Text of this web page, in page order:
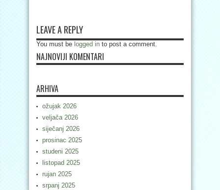
LEAVE A REPLY
You must be logged in to post a comment.
NAJNOVIJI KOMENTARI
ARHIVA
ožujak 2026
veljača 2026
siječanj 2026
prosinac 2025
studeni 2025
listopad 2025
rujan 2025
srpanj 2025